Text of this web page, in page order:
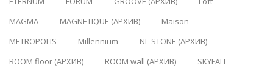
MAGMA
MAGNETIQUE (АРХИВ)
Maison
METROPOLIS
Millennium
NL-STONE (АРХИВ)
ROOM floor (АРХИВ)
ROOM wall (АРХИВ)
SKYFALL